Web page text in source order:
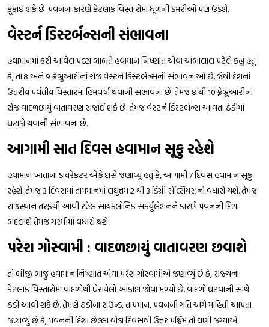
ફૂંકાઈ શકે છે. પવનનાં કારણે કેટલાક વિસ્તારોમાં ધૂળની ડમરીઓ પણ ઉડશે.
વેસ્ટર્ન ડિસ્ટર્બન્સની સંભાવના
હવામાનમાં ફરી આવેલ પલ્ટા બાબતે હવામાન નિષ્ણાંત એવા અંબાલાલ પટેલે કહ્યું હતું
કે, તા.8 અને 9 ફ્રેબ્રુઆરીનાં રોજ વેસ્ટર્ન ડિસ્ટર્બન્સની સંભાવનાઓ છે. જેથી દેશનાં
ઉત્તરીય પર્વતીય વિસ્તારમાં હિમવર્ષા થવાની સંભાવના છે. તેમજ 8 થી 10 ફ્રેબ્રુઆરીનાં
રોજ વાદળછાયું વાતાવરણ સર્જાઈ શકે છે. તેમજ વેસ્ટર્ન ડિસ્ટર્બન્સ આવતા ઠંડીમાં
ઘટાડો થવાની સંભાવના છે.
આગામી સાત દિવસ હવામાન સૂકુ રહેશે
હવામાન ખાતાનાં ડાયરેકટર એ.કે.દાસે જણાવ્યું હતું કે, આગામી 7 દિવસ હવામાન સૂકુ
રહેશે. તેમજ 3 દિવસમાં તાપમાનમાં લઘુત્તમ 2 થી 3 ડિગ્રી સેલ્સિયસનો વધારો થશે. તેમજ
રાજસ્થાન તરફથી આવી રહેલ સાયક્લોનિક સર્ક્યુલેશનને કારણે પવનની દિશા
બદલાશે તેમજ ગરમીમાં વધારો થશે.
પરેશ ગોસ્વામી : વાદળછાયું વાતાવરણ છવાશે
તો બીજી બાજુ હવામાન નિષ્ણાત એવા પરેશ ગોસ્વામીએ જણાવ્યું છે કે, રાજ્યના
કેટલાક વિસ્તારોમાં વાદળોથી ઘેરાયેલો આકાશ જોવા મળ્યો છે. વાદળો ઘટવાની સાથે
ઠંડી આવી શકે છે. તેમણે ઠંડીના રાઉન્ડ, તાપમાન, પવનની ગતિ અંગે માહિતી આપતા
જણાવ્યું છે કે, પવનની દિશા છેલ્લા થોડા દિવસથી ઉત્તર પશ્ચિમ તો ઘણી જગ્યાએ